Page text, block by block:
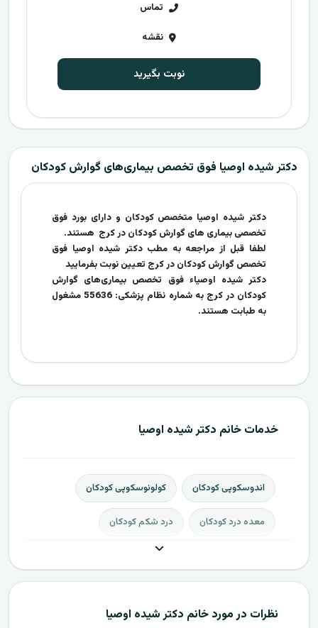
تماس
نقشه
نوبت بگیرید
دکتر شیده اوصیا فوق تخصص بیماری‌های گوارش کودکان
دکتر شیده اوصیا متخصص کودکان و دارای بورد فوق
تخصصی بیماری های گوارش کودکان در کرج هستند.
لطفا قبل از مراجعه به مطب دکتر شیده اوصیا فوق
تخصص گوارش کودکان در کرج تعیین نوبت بفرمایید
دکتر شیده اوصیاء فوق تخصص بیماری‌های گوارش
کودکان در کرج به شماره نظام پزشکی: 55636 مشغول
به طبابت هستند.
خدمات خانم دکتر شیده اوصیا
اندوسکوپی کودکان کولونوسکوپی کودکان
معده درد کودکان درد شکم کودکان
نظرات در مورد خانم دکتر شیده اوصیا